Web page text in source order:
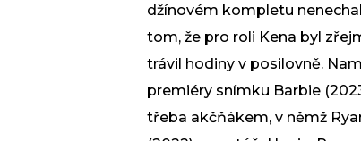
džínovém kompletu
tom, že pro roli Kena byl
trávil hodiny v posilovně.
premiéry snímku Barbie
třeba akčňákem, v němž